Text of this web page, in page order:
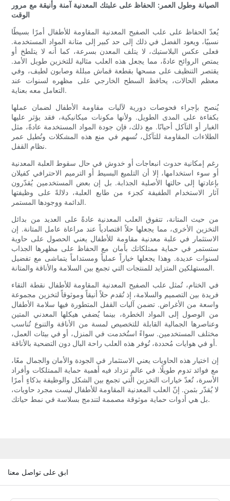
الصيانة وطول العمر: الحفاظ على علبتك المعدنية آمنة وأنيقة مع مرور
الوقت
يُعدّ الحفاظ على علب الصفيح المعدنية المقاومة للأطفال أمرًا بسيطًا
نسبيًا، ويعود الفضل في ذلك إلى حد كبير إلى متانة المواد المستخدمة.
فعلى عكس البلاستيك، لا يتلف المعدن بسرعة، كما أنه لا يتلطخ أو
يمتص الروائح عادةً، مما يجعل هذه العلب مثالية للتخزين طويل الأمد.
يقتصر التنظيف على مسحها بقطعة قماش مبللة وصابون لطيف، وفي
معظم الحالات، يحافظ السطح الخارجي على مظهره لسنوات عند
التعامل معه بعناية.
يُنصح بإجراء فحوصات دورية لآليات مقاومة الأطفال لضمان عملها
بكفاءة على المدى الطويل. ولأنها مكونات ميكانيكية، فقد يؤثر عليها
الغبار أو التآكل أحيانًا. مع ذلك، فإن جودة المواد المستخدمة عادةً، مثل
الطلاءات المقاومة للتآكل، تُسهم في منع هذه المشكلات وتُطيل عمر
نظام القفل.
رغم إمكانية حدوث انبعاجات أو خدوش في حال سقوط العلبة المعدنية
أو سوء استخدامها، إلا أن التلميع البسيط أو الترميم الاحترافي كفيلان
بإعادتها إلى حالتها الأصلية الجذابة. بل إن بعض المستخدمين يُقدّرون
آثار الاستخدام الطفيفة كجزء من طابع العلبة، دلالةً على وظيفتها
الدائمة ووجودها المستمر.
من حيث المتانة، تتفوق العلب المعدنية عادةً على العديد من بدائل
التخزين الأخرى، مما يجعلها حلاً اقتصادياً عند مراعاة عامل المتانة. إن
الاستثمار في علبة معدنية مقاومة للأطفال يعني الحصول على حاوية
ستستمر في حماية ممتلكاتك بأمان مع الحفاظ على مظهرها الجذاب
لسنوات عديدة. وهذا يجعلها خياراً عملياً ومستداماً يتماشى مع تفضيل
المستهلكين المتزايد للمنتجات التي تجمع بين السلامة والأناقة والمتانة.
في الختام، تُمثل علب الصفيح المعدنية المقاومة للأطفال نقطة التقاء
فريدة بين التصميم والسلامة، إذ تُقدم حلاً أنيقاً وموثوقاً لتخزين مجموعة
واسعة من الأغراض. تضمن آليات القفل المتطورة فيها سلامة الأطفال
من الوصول إلى المواد الخطرة، بينما يُضفي هيكلها المعدني المتين
وعناصرها الجمالية القابلة للتخصيص لمسة من الأناقة والتنوع تُناسب
مختلف المستخدمين. سواءً استُخدمت في المنزل، أو في بيئات العمل،
أو في هوايات مُحددة، تُوفر هذه العلب راحة البال دون التضحية بالأناقة.
إن اختيار هذه الحاويات يعني الاستثمار في الجودة والأمان والجمال معًا،
مع فوائد تدوم طويلًا. في عالمٍ تزداد فيه أهمية حماية الممتلكات وأفراد
الأسرة، تُعدّ خيارات التخزين التي تجمع بين الشكل والوظيفة بذكاءٍ أمرًا
لا يُقدّر بثمن. إنّ العلب المعدنية المقاومة للأطفال ليست مجرد حاويات،
بل هي أدوات حماية موثوقة مصممة لتندمج بسلاسة في نمط حياتك.
ابق على تواصل معنا